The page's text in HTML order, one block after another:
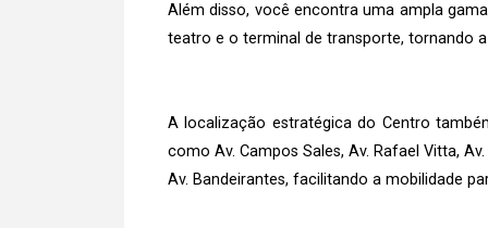
Além disso, você encontra uma ampla
teatro e o terminal de transporte, tornando
A localização estratégica do Centro
como Av. Campos Sales, Av. Rafael Vitta,
Av. Bandeirantes, facilitando a mobilidade